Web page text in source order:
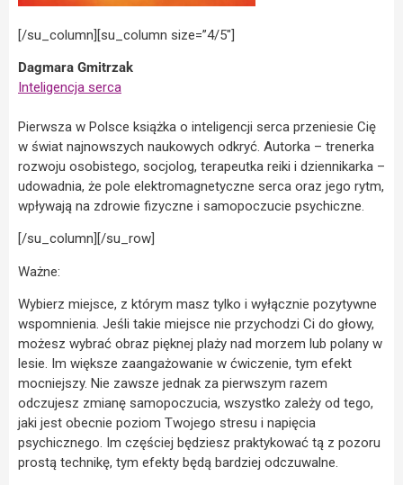
[/su_column][su_column size=”4/5″]
Dagmara Gmitrzak
Inteligencja serca
Pierwsza w Polsce książka o inteligencji serca przeniesie Cię
w świat najnowszych naukowych odkryć. Autorka – trenerka
rozwoju osobistego, socjolog, terapeutka reiki i dziennikarka –
udowadnia, że pole elektromagnetyczne serca oraz jego rytm,
wpływają na zdrowie fizyczne i samopoczucie psychiczne.
[/su_column][/su_row]
Ważne:
Wybierz miejsce, z którym masz tylko i wyłącznie pozytywne
wspomnienia. Jeśli takie miejsce nie przychodzi Ci do głowy,
możesz wybrać obraz pięknej plaży nad morzem lub polany w
lesie. Im większe zaangażowanie w ćwiczenie, tym efekt
mocniejszy. Nie zawsze jednak za pierwszym razem
odczujesz zmianę samopoczucia, wszystko zależy od tego,
jaki jest obecnie poziom Twojego stresu i napięcia
psychicznego. Im częściej będziesz praktykować tą z pozoru
prostą technikę, tym efekty będą bardziej odczuwalne.